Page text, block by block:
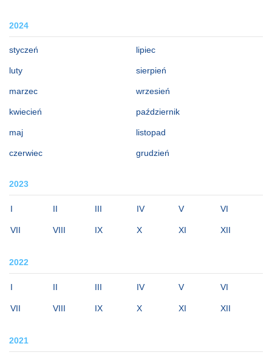
2024
styczeń
luty
marzec
kwiecień
maj
czerwiec
lipiec
sierpień
wrzesień
październik
listopad
grudzień
2023
I II III IV V VI
VII VIII IX X XI XII
2022
I II III IV V VI
VII VIII IX X XI XII
2021